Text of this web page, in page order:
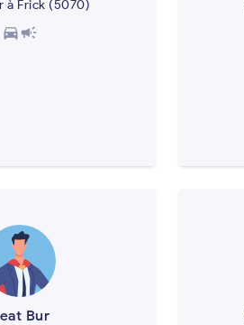
à Frick (5070)
directions_carcampaign
Bur